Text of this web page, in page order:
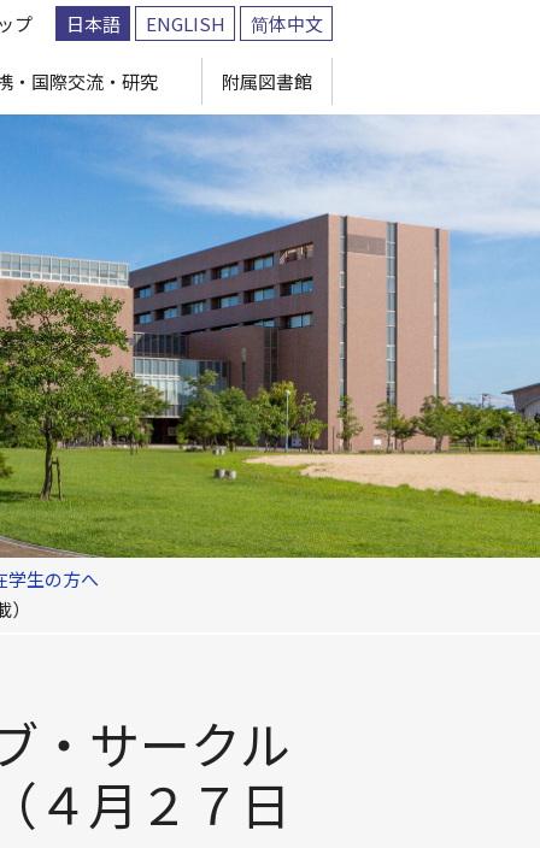
日本語 ENGLISH 简体中文
プ
・国際交流・研究 附属図書館
学生の方へ
・サークル
４月２７日